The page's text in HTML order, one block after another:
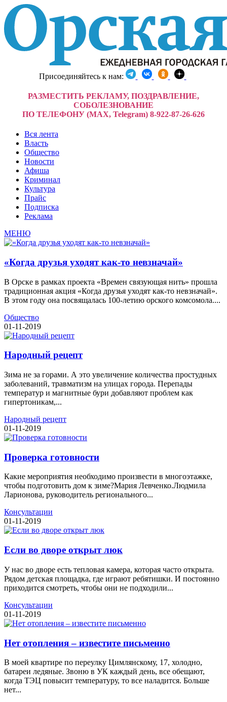
Присоединяйтесь к нам:
РАЗМЕСТИТЬ РЕКЛАМУ, ПОЗДРАВЛЕНИЕ,
СОБОЛЕЗНОВАНИЕ
ПО ТЕЛЕФОНУ (MAX, Telegram) 8-922-87-26-626
Вся лента
Власть
Общество
Новости
Афиша
Криминал
Культура
Прайс
Подписка
Реклама
МЕНЮ
«Когда друзья уходят как-то невзначай»
В Орске в рамках проекта «Времен связующая нить» прошла
традиционная акция «Когда друзья уходят как-то невзначай».
В этом году она посвящалась 100-летию орского комсомола....
Общество
01-11-2019
Народный рецепт
Зима не за горами. А это увеличение количества простудных
заболеваний, травматизм на улицах города. Перепады
температур и магнитные бури добавляют проблем как
гипертоникам,...
Народный рецепт
01-11-2019
Проверка готовности
Какие мероприятия необходимо произвести в многоэтажке,
чтобы подготовить дом к зиме?Мария Левченко.Людмила
Ларионова, руководитель регионального...
Консультации
01-11-2019
Если во дворе открыт люк
У нас во дворе есть тепловая камера, которая часто открыта.
Рядом детская площадка, где играют ребятишки. И постоянно
приходится смотреть, чтобы они не подходили...
Консультации
01-11-2019
Нет отопления – известите письменно
В моей квартире по переулку Цимлянскому, 17, холодно,
батареи ледяные. Звоню в УК каждый день, все обещают,
когда ТЭЦ повысит температуру, то все наладится. Больше
нет...